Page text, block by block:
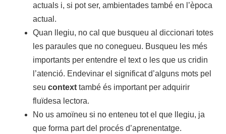
actuals i, si pot ser, ambientades també en l’època
actual.
Quan llegiu, no cal que busqueu al diccionari totes
les paraules que no conegueu. Busqueu les més
importants per entendre el text o les que us cridin
l’atenció. Endevinar el significat d’alguns mots pel
seu context també és important per adquirir
fluïdesa lectora.
No us amoïneu si no enteneu tot el que llegiu, ja
que forma part del procés d’aprenentatge.